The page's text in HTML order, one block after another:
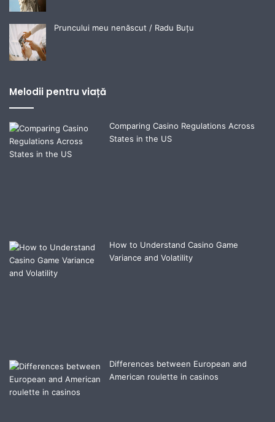
Pruncului meu nenăscut / Radu Buțu
Melodii pentru viață
Comparing Casino Regulations Across
States in the US
How to Understand Casino Game
Variance and Volatility
Differences between European and
American roulette in casinos